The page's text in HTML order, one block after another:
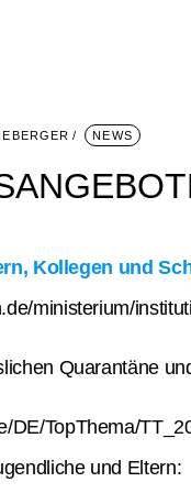
NEWS
Kollegen und
ministerium/
Quarantäne
DE/TopThema/
und Eltern: